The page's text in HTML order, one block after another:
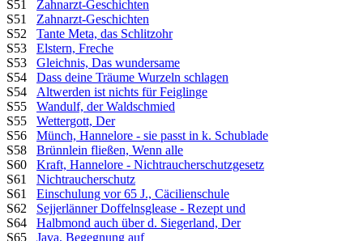
S51 Zahnarzt-Geschichten
S51 Zahnarzt-Geschichten
S52 Tante Meta, das Schlitzohr
S53 Elstern, Freche
S53 Gleichnis, Das wundersame
S54 Dass deine Träume Wurzeln schlagen
S54 Altwerden ist nichts für Feiglinge
S55 Wandulf, der Waldschmied
S55 Wettergott, Der
S56 Münch, Hannelore - sie passt in k. Schublade
S58 Brünnlein fließen, Wenn alle
S60 Kraft, Hannelore - Nichtraucherschutzgesetz
S61 Nichtraucherschutz
S61 Einschulung vor 65 J., Cäcilienschule
S62 Sejjerlänner Doffelnsglease - Rezept und
S64 Halbmond auch über d. Siegerland, Der
S65 Java, Begegnung auf